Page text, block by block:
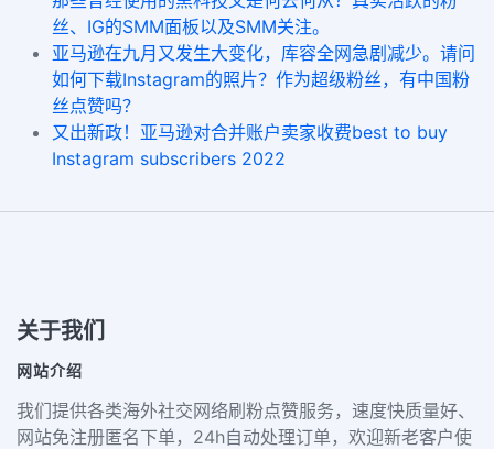
丝、IG的SMM面板以及SMM关注。
亚马逊在九月又发生大变化，库容全网急剧减少。请问
如何下载Instagram的照片？作为超级粉丝，有中国粉
丝点赞吗？
又出新政！亚马逊对合并账户卖家收费best to buy
Instagram subscribers 2022
关于我们
网站介绍
我们提供各类海外社交网络刷粉点赞服务，速度快质量好、
网站免注册匿名下单，24h自动处理订单，欢迎新老客户使